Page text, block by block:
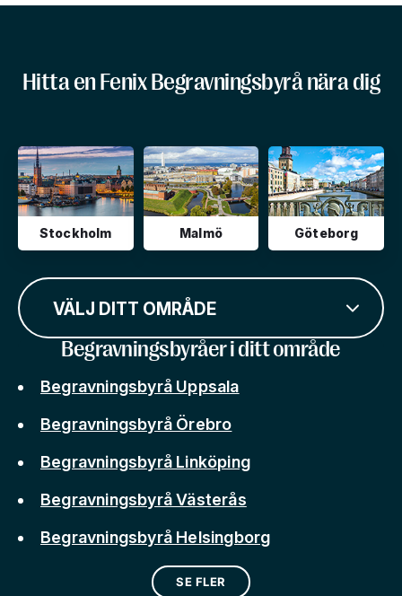
Hitta en Fenix Begravningsbyrå nära dig
Stockholm Malmö Göteborg
VÄLJ DITT OMRÅDE
Begravningsbyråer i ditt område
Begravningsbyrå Uppsala
Begravningsbyrå Örebro
Begravningsbyrå Linköping
Begravningsbyrå Västerås
Begravningsbyrå Helsingborg
SE FLER